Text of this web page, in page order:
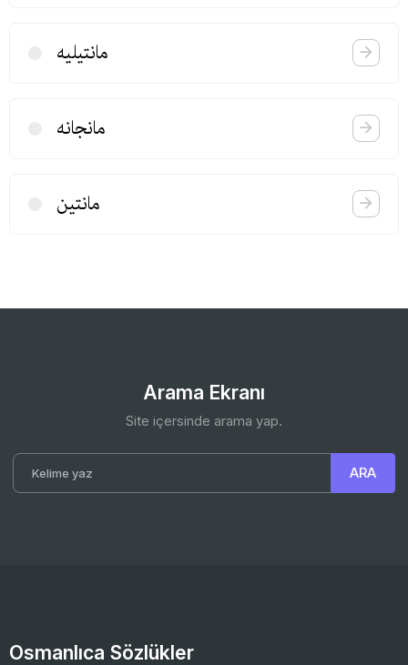
مانتیلیه
مانجانه
مانتین
Arama Ekranı
Site içersinde arama yap.
Osmanlıca Sözlükler